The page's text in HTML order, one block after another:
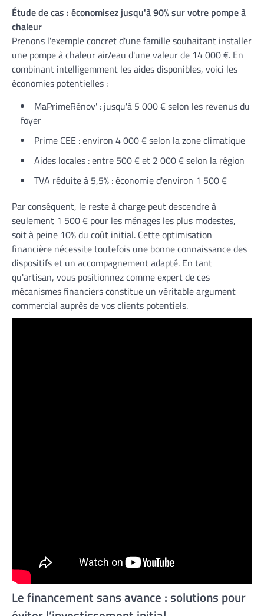
Étude de cas : économisez jusqu'à 90% sur votre pompe à
chaleur
Prenons l'exemple concret d'une famille souhaitant installer
une pompe à chaleur air/eau d'une valeur de 14 000 €. En
combinant intelligemment les aides disponibles, voici les
économies potentielles :
MaPrimeRénov' : jusqu'à 5 000 € selon les revenus du
foyer
Prime CEE : environ 4 000 € selon la zone climatique
Aides locales : entre 500 € et 2 000 € selon la région
TVA réduite à 5,5% : économie d'environ 1 500 €
Par conséquent, le reste à charge peut descendre à
seulement 1 500 € pour les ménages les plus modestes,
soit à peine 10% du coût initial. Cette optimisation
financière nécessite toutefois une bonne connaissance des
dispositifs et un accompagnement adapté. En tant
qu'artisan, vous positionnez comme expert de ces
mécanismes financiers constitue un véritable argument
commercial auprès de vos clients potentiels.
Le financement sans avance : solutions pour